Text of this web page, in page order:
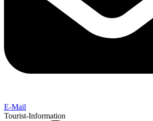
E-Mail
Tourist-Information